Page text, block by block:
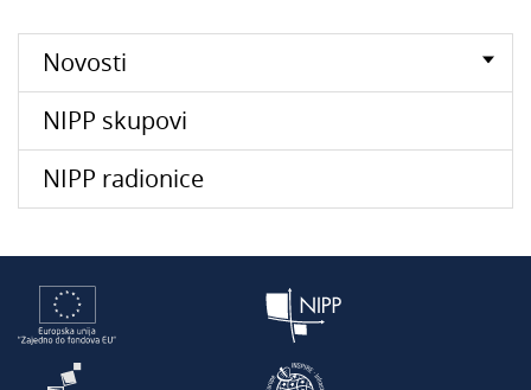
Novosti
NIPP skupovi
NIPP radionice